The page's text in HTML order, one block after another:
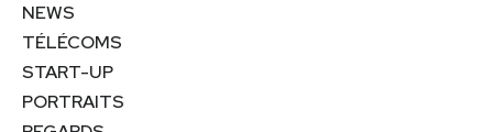
NEWS
TÉLÉCOMS
START-UP
PORTRAITS